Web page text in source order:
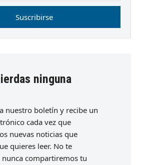
Suscribirse
ninguna
nuestro boletín y recibe un
cada vez que
nuevas noticias que
quieres leer. No te
nunca compartiremos tu